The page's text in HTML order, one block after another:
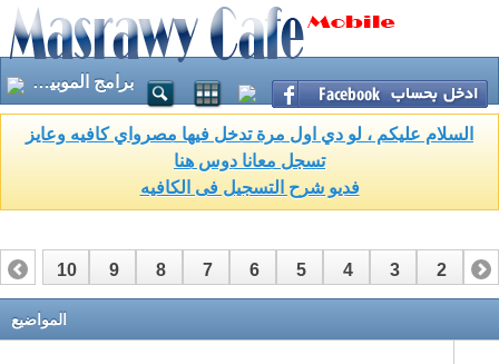
برامج الموبيلات
السلام عليكم ، لو دي اول مرة تدخل فيها مصرواي كافيه وعايز
تسجل معانا دوس هنا
فديو شرح التسجيل فى الكافيه
1
2
3
4
5
6
7
8
9
10
المواضيع